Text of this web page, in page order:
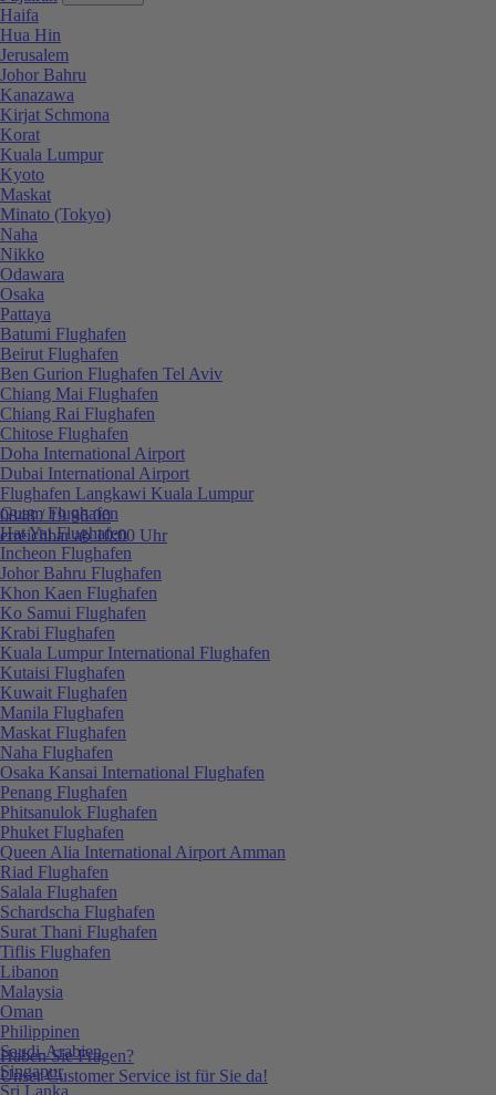
0848 / 19 96 00
erreichbar ab 10:00 Uhr
Haben Sie Fragen?
Unser Customer Service ist für Sie da!
Haifa
Hua Hin
Jerusalem
Johor Bahru
Kanazawa
Kirjat Schmona
Korat
Kuala Lumpur
Kyoto
Maskat
Minato (Tokyo)
Naha
Nikko
Odawara
Osaka
Pattaya
Batumi Flughafen
Beirut Flughafen
Ben Gurion Flughafen Tel Aviv
Chiang Mai Flughafen
Chiang Rai Flughafen
Chitose Flughafen
Doha International Airport
Dubai International Airport
Flughafen Langkawi Kuala Lumpur
Guam Flughafen
Hat Yai Flughafen
Incheon Flughafen
Johor Bahru Flughafen
Khon Kaen Flughafen
Ko Samui Flughafen
Krabi Flughafen
Kuala Lumpur International Flughafen
Kutaisi Flughafen
Kuwait Flughafen
Manila Flughafen
Maskat Flughafen
Naha Flughafen
Osaka Kansai International Flughafen
Penang Flughafen
Phitsanulok Flughafen
Phuket Flughafen
Queen Alia International Airport Amman
Riad Flughafen
Salala Flughafen
Schardscha Flughafen
Surat Thani Flughafen
Tiflis Flughafen
Libanon
Malaysia
Oman
Philippinen
Saudi-Arabien
Singapur
Sri Lanka